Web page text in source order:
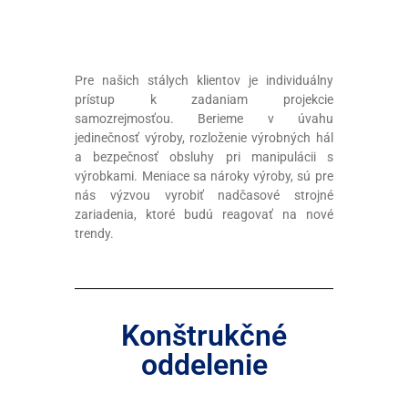
Pre našich stálych klientov je individuálny
prístup k zadaniam projekcie
samozrejmosťou. Berieme v úvahu
jedinečnosť výroby, rozloženie výrobných hál
a bezpečnosť obsluhy pri manipulácii s
výrobkami. Meniace sa nároky výroby, sú pre
nás výzvou vyrobiť nadčasové strojné
zariadenia, ktoré budú reagovať na nové
trendy.
Konštrukčné
oddelenie